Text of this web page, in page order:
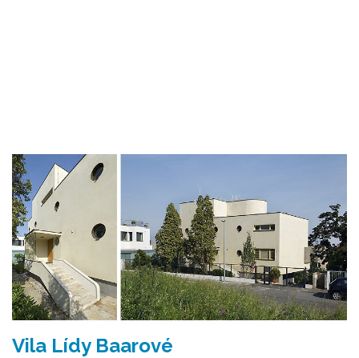
Vila Lídy Baarové